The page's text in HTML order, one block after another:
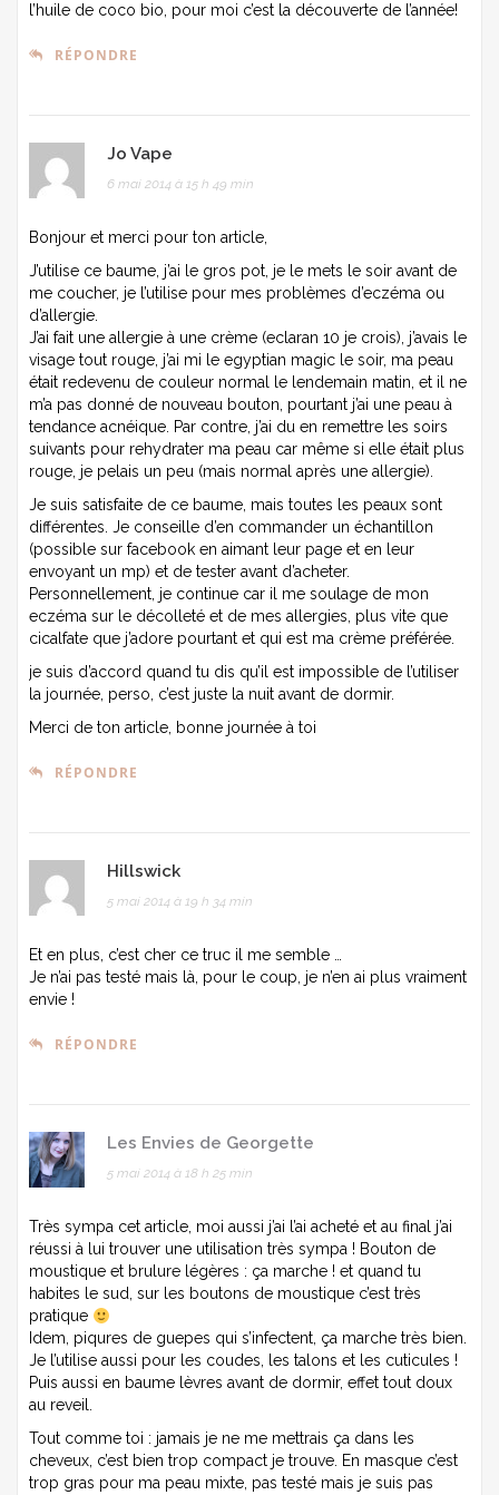
l’huile de coco bio, pour moi c’est la découverte de l’année!
RÉPONDRE
Jo Vape
6 mai 2014 à 15 h 49 min
Bonjour et merci pour ton article,
J’utilise ce baume, j’ai le gros pot, je le mets le soir avant de
me coucher, je l’utilise pour mes problèmes d’eczéma ou
d’allergie.
J’ai fait une allergie à une crème (eclaran 10 je crois), j’avais le
visage tout rouge, j’ai mi le egyptian magic le soir, ma peau
était redevenu de couleur normal le lendemain matin, et il ne
m’a pas donné de nouveau bouton, pourtant j’ai une peau à
tendance acnéique. Par contre, j’ai du en remettre les soirs
suivants pour rehydrater ma peau car même si elle était plus
rouge, je pelais un peu (mais normal après une allergie).
Je suis satisfaite de ce baume, mais toutes les peaux sont
différentes. Je conseille d’en commander un échantillon
(possible sur facebook en aimant leur page et en leur
envoyant un mp) et de tester avant d’acheter.
Personnellement, je continue car il me soulage de mon
eczéma sur le décolleté et de mes allergies, plus vite que
cicalfate que j’adore pourtant et qui est ma crème préférée.
je suis d’accord quand tu dis qu’il est impossible de l’utiliser
la journée, perso, c’est juste la nuit avant de dormir.
Merci de ton article, bonne journée à toi
RÉPONDRE
Hillswick
5 mai 2014 à 19 h 34 min
Et en plus, c’est cher ce truc il me semble …
Je n’ai pas testé mais là, pour le coup, je n’en ai plus vraiment
envie !
RÉPONDRE
Les Envies de Georgette
5 mai 2014 à 18 h 25 min
Très sympa cet article, moi aussi j’ai l’ai acheté et au final j’ai
réussi à lui trouver une utilisation très sympa ! Bouton de
moustique et brulure légères : ça marche ! et quand tu
habites le sud, sur les boutons de moustique c’est très
pratique
Idem, piqures de guepes qui s’infectent, ça marche très bien.
Je l’utilise aussi pour les coudes, les talons et les cuticules !
Puis aussi en baume lèvres avant de dormir, effet tout doux
au reveil.
Tout comme toi : jamais je ne me mettrais ça dans les
cheveux, c’est bien trop compact je trouve. En masque c’est
trop gras pour ma peau mixte, pas testé mais je suis pas